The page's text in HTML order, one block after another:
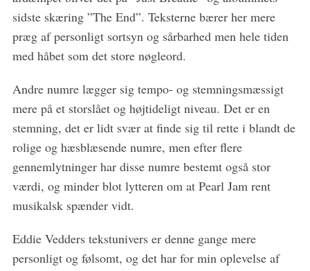
sidste skæring ”The End”. Teksterne bærer her mere
præg af personligt sortsyn og sårbarhed men hele tiden
med håbet som det store nøgleord.
Andre numre lægger sig tempo- og stemningsmæssigt
mere på et storslået og højtideligt niveau. Det er en
stemning, det er lidt svær at finde sig til rette i blandt de
rolige og hæsblæsende numre, men efter flere
gennemlytninger har disse numre bestemt også stor
værdi, og minder blot lytteren om at Pearl Jam rent
musikalsk spænder vidt.
Eddie Vedders tekstunivers er denne gange mere
personligt og følsomt, og det har for min oplevelse af
f
o
r